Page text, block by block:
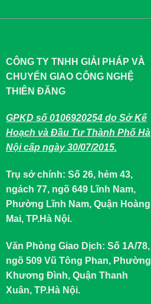
CÔNG TY TNHH GIẢI PHÁP VÀ
CHUYỂN GIAO CÔNG NGHỆ
THIÊN ĐĂNG
GPKD số 0106920254 do Sở Kế
Hoạch và Đầu Tư Thành Phố Hà
Nội cấp ngày 30/07/2015.
Trụ sở chính: Số 26, hẻm 43,
ngách 77, ngõ 649 Lĩnh Nam,
Phường Lĩnh Nam, Quận Hoàng
Mai, TP.Hà Nội.
Văn Phòng Giao Dịch: Số 1A/78,
ngõ 509 Vũ Tông Phan, Phường
Khương Đình, Quận Thanh
Xuân, TP.Hà Nội.